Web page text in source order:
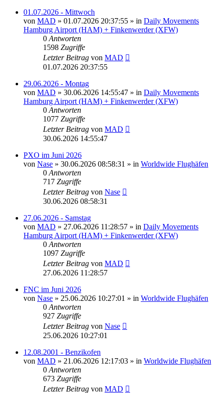
01.07.2026 - Mittwoch
von MAD » 01.07.2026 20:37:55 » in Daily Movements
Hamburg Airport (HAM) + Finkenwerder (XFW)
0 Antworten
1598 Zugriffe
Letzter Beitrag von MAD
01.07.2026 20:37:55
29.06.2026 - Montag
von MAD » 30.06.2026 14:55:47 » in Daily Movements
Hamburg Airport (HAM) + Finkenwerder (XFW)
0 Antworten
1077 Zugriffe
Letzter Beitrag von MAD
30.06.2026 14:55:47
PXO im Juni 2026
von Nase » 30.06.2026 08:58:31 » in Worldwide Flughäfen
0 Antworten
717 Zugriffe
Letzter Beitrag von Nase
30.06.2026 08:58:31
27.06.2026 - Samstag
von MAD » 27.06.2026 11:28:57 » in Daily Movements
Hamburg Airport (HAM) + Finkenwerder (XFW)
0 Antworten
1097 Zugriffe
Letzter Beitrag von MAD
27.06.2026 11:28:57
FNC im Juni 2026
von Nase » 25.06.2026 10:27:01 » in Worldwide Flughäfen
0 Antworten
927 Zugriffe
Letzter Beitrag von Nase
25.06.2026 10:27:01
12.08.2001 - Benzikofen
von MAD » 21.06.2026 12:17:03 » in Worldwide Flughäfen
0 Antworten
673 Zugriffe
Letzter Beitrag von MAD